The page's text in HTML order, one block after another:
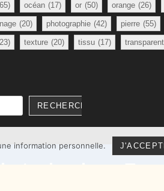
océan (17) or (50) orange (26)
(20) photographie (42) pierre (55)
texture (20) tissu (17) transparent
RECHERCHER
information personnelle.